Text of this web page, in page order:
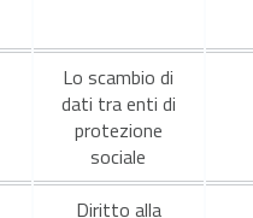
Lo scambio di
dati tra enti di
protezione
sociale
Diritto alla